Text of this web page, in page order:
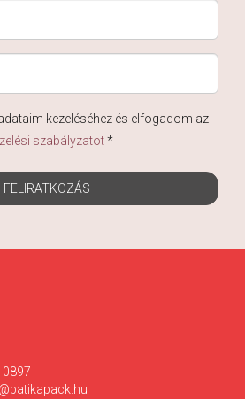
kezeléséhez és elfogadom az
szabályzatot*
FELIRATKOZÁS
0897